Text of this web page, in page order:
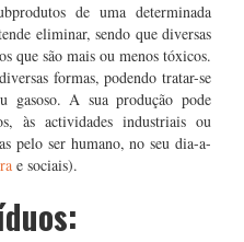
de uma determinada
eliminar, sendo que diversas
que são mais ou menos tóxicos.
formas, podendo tratar-se
A sua produção pode
às actividades industriais ou
pelo ser humano, no seu dia-a-
e sociais).